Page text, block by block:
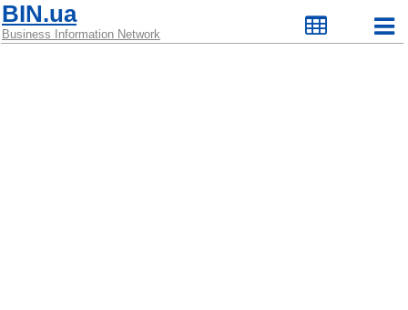
BIN.ua
Business Information Network